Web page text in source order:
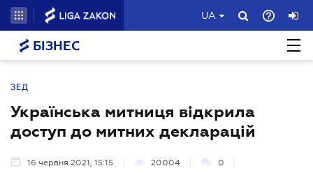
UA
БІЗНЕС
ЗЕД
Українська митниця відкрила
доступ до митних декларацій
16 червня 2021, 15:15 20004 0